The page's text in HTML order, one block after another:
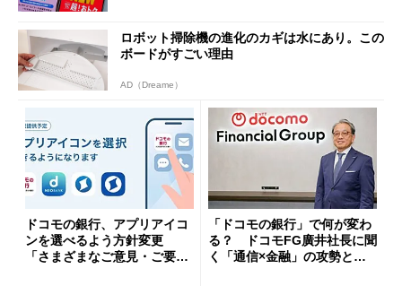
ロボット掃除機の進化のカギは水にあり。この
ボードがすごい理由
AD（Dreame）
ドコモの銀行、アプリアイコ
ンを選べるよう方針変更
「さまざまなご意見・ご要望
「ドコモの銀行」で何が変わ
る？ ドコモFG廣井社長に聞
く「通信×金融」の攻勢とグ